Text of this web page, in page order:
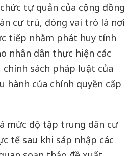
tự quản của cộng đồng
cư trú, đóng vai trò là nơi
tiếp nhằm phát huy tính
nhân dân thực hiện các
sách pháp luật của
hành của chính quyền cấp
mức độ tập trung dân cư
tế sau khi sáp nhập các